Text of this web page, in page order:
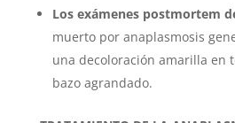
Los exámenes postmortem
muerto por anaplasmosis
una decoloración amarilla en
bazo agrandado.